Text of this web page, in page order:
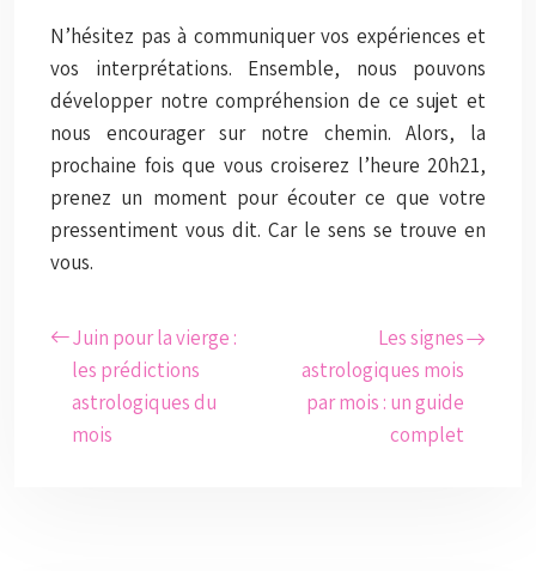
N’hésitez pas à communiquer vos expériences et
vos interprétations. Ensemble, nous pouvons
développer notre compréhension de ce sujet et
nous encourager sur notre chemin. Alors, la
prochaine fois que vous croiserez l’heure 20h21,
prenez un moment pour écouter ce que votre
pressentiment vous dit. Car le sens se trouve en
vous.
Juin pour la vierge :
les prédictions
astrologiques du
mois
Les signes
astrologiques mois
par mois : un guide
complet